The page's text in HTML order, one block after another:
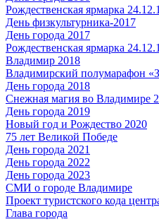
Рождественская ярмарка
День физкультурника-2017
День города 2017
Рождественская ярмарка
Владимир 2018
Владимирский полумарафон
День города 2018
Снежная магия во Владимире
День города 2019
Новый год и Рождество 2020
75 лет Великой Победе
День города 2021
День города 2022
День города 2023
СМИ о городе Владимире
Проект туристского кода
Глава города